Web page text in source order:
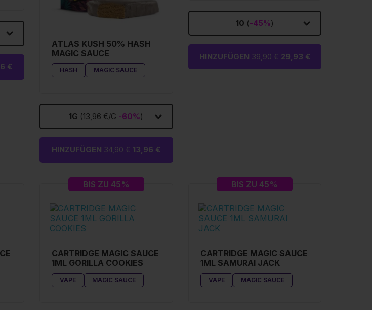
€
ATLAS KUSH 50% HASH
MAGIC SAUCE
HASH MAGIC SAUCE
1G (13,96 €/G -60%)
HINZUFÜGEN34,90 € 13,96 €
10 (-45%)
HINZUFÜGEN 39,90 €29,93 €
BIS ZU 45%
CARTRIDGE MAGIC SAUCE
1ML GORILLA COOKIES
VAPE MAGIC SAUCE
BIS ZU 45%
CARTRIDGE MAGIC SAUCE
1ML SAMURAI JACK
VAPE MAGIC SAUCE